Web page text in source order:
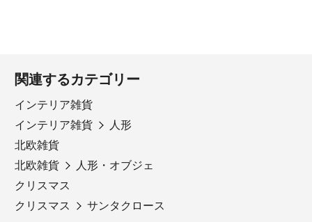
関連するカテゴリー
インテリア雑貨
インテリア雑貨
人形
北欧雑貨
北欧雑貨
人形・オブジェ
クリスマス
クリスマス
サンタクロース